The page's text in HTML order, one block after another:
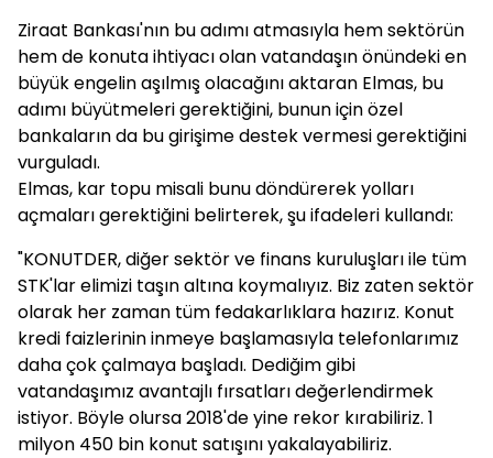
Ziraat Bankası'nın bu adımı atmasıyla hem sektörün
hem de konuta ihtiyacı olan vatandaşın önündeki en
büyük engelin aşılmış olacağını aktaran Elmas, bu
adımı büyütmeleri gerektiğini, bunun için özel
bankaların da bu girişime destek vermesi gerektiğini
vurguladı.
Elmas, kar topu misali bunu döndürerek yolları
açmaları gerektiğini belirterek, şu ifadeleri kullandı:
"KONUTDER, diğer sektör ve finans kuruluşları ile tüm
STK'lar elimizi taşın altına koymalıyız. Biz zaten sektör
olarak her zaman tüm fedakarlıklara hazırız. Konut
kredi faizlerinin inmeye başlamasıyla telefonlarımız
daha çok çalmaya başladı. Dediğim gibi
vatandaşımız avantajlı fırsatları değerlendirmek
istiyor. Böyle olursa 2018'de yine rekor kırabiliriz. 1
milyon 450 bin konut satışını yakalayabiliriz.